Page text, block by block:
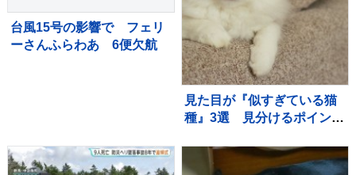
台風15号の影響で フェリ
ーさんふらわあ 6便欠航
見た目が『似すぎている猫
種』3選 見分けるポイント